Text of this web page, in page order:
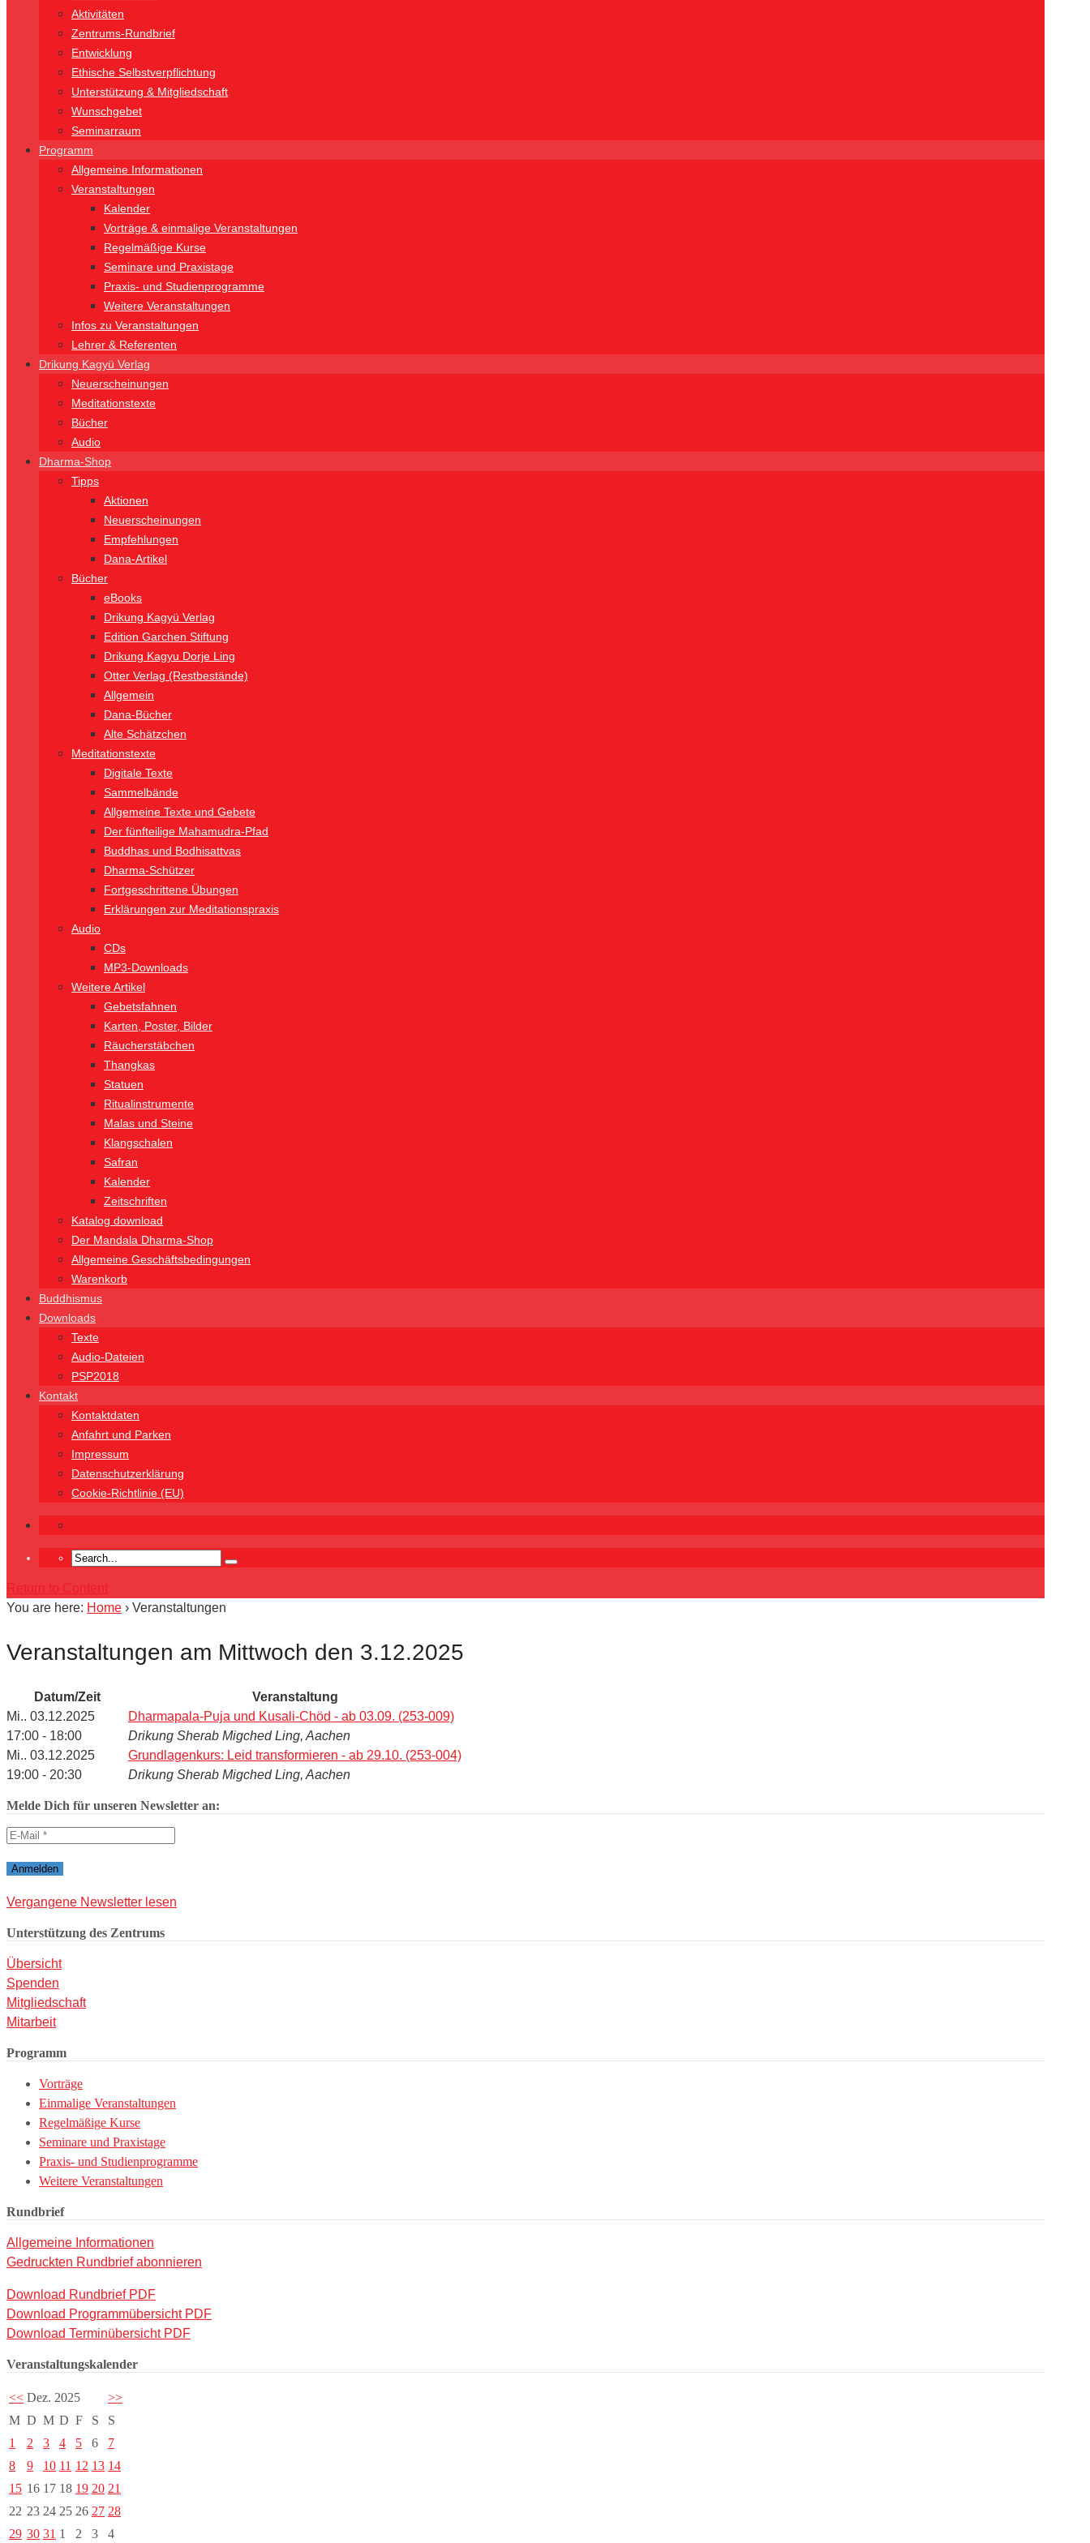
Aktivitäten
Zentrums-Rundbrief
Entwicklung
Ethische Selbstverpflichtung
Unterstützung & Mitgliedschaft
Wunschgebet
Seminarraum
Programm
Allgemeine Informationen
Veranstaltungen
Kalender
Vorträge & einmalige Veranstaltungen
Regelmäßige Kurse
Seminare und Praxistage
Praxis- und Studienprogramme
Weitere Veranstaltungen
Infos zu Veranstaltungen
Lehrer & Referenten
Drikung Kagyü Verlag
Neuerscheinungen
Meditationstexte
Bücher
Audio
Dharma-Shop
Tipps
Aktionen
Neuerscheinungen
Empfehlungen
Dana-Artikel
Bücher
eBooks
Drikung Kagyü Verlag
Edition Garchen Stiftung
Drikung Kagyu Dorje Ling
Otter Verlag (Restbestände)
Allgemein
Dana-Bücher
Alte Schätzchen
Meditationstexte
Digitale Texte
Sammelbände
Allgemeine Texte und Gebete
Der fünfteilige Mahamudra-Pfad
Buddhas und Bodhisattvas
Dharma-Schützer
Fortgeschrittene Übungen
Erklärungen zur Meditationspraxis
Audio
CDs
MP3-Downloads
Weitere Artikel
Gebetsfahnen
Karten, Poster, Bilder
Räucherstäbchen
Thangkas
Statuen
Ritualinstrumente
Malas und Steine
Klangschalen
Safran
Kalender
Zeitschriften
Katalog download
Der Mandala Dharma-Shop
Allgemeine Geschäftsbedingungen
Warenkorb
Buddhismus
Downloads
Texte
Audio-Dateien
PSP2018
Kontakt
Kontaktdaten
Anfahrt und Parken
Impressum
Datenschutzerklärung
Cookie-Richtlinie (EU)
Return to Content
You are here: Home › Veranstaltungen
Veranstaltungen am Mittwoch den 3.12.2025
Datum/Zeit
Veranstaltung
Mi.. 03.12.2025
17:00 - 18:00
Dharmapala-Puja und Kusali-Chöd - ab 03.09. (253-009)
Drikung Sherab Migched Ling, Aachen
Mi.. 03.12.2025
19:00 - 20:30
Grundlagenkurs: Leid transformieren - ab 29.10. (253-004)
Drikung Sherab Migched Ling, Aachen
Melde Dich für unseren Newsletter an:
Vergangene Newsletter lesen
Unterstützung des Zentrums
Übersicht
Spenden
Mitgliedschaft
Mitarbeit
Programm
Vorträge
Einmalige Veranstaltungen
Regelmäßige Kurse
Seminare und Praxistage
Praxis- und Studienprogramme
Weitere Veranstaltungen
Rundbrief
Allgemeine Informationen
Gedruckten Rundbrief abonnieren
Download Rundbrief PDF
Download Programmübersicht PDF
Download Terminübersicht PDF
Veranstaltungskalender
<< Dez. 2025
>>
M D M D F S
S
1
2 3 4 5 6
7
8
9 10 11 12 13 14
15 16 17 18 19 20 21
22 23 24 25 26 27 28
29 30 31 1 2 3 4